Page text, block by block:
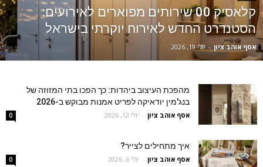
קלאסיק 00 שירותים מפוארים לאירועים:
הסטנדרט החדש לאירוח יוקרתי בישראל
אסף אוהב ציון - יולי 19, 2026
מהפכת העיצוב ביהדות: כך הפכו בתי המזוזה של
בנג'מין יודאיקה לפריט אמנות מבוקש ב-2026
אסף אוהב ציון - יולי 12, 2026 0
איך מתחילים לצייר?
אסף אוהב ציון - יולי 6, 2026 0